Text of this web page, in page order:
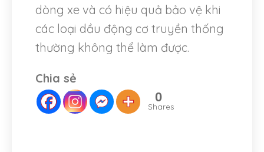
dòng xe và có hiệu quả bảo vệ khi
các loại dầu động cơ truyền thống
thường không thể làm được.
Chia sẻ
0
Shares